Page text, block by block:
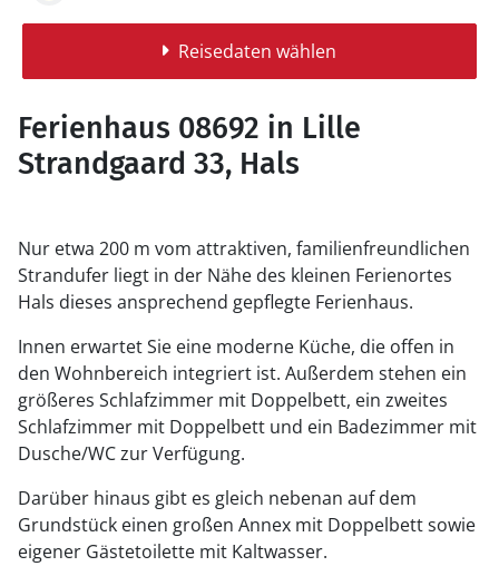
Reisedaten wählen
Ferienhaus 08692 in Lille
Strandgaard 33, Hals
Nur etwa 200 m vom attraktiven, familienfreundlichen
Strandufer liegt in der Nähe des kleinen Ferienortes
Hals dieses ansprechend gepflegte Ferienhaus.
Innen erwartet Sie eine moderne Küche, die offen in
den Wohnbereich integriert ist. Außerdem stehen ein
größeres Schlafzimmer mit Doppelbett, ein zweites
Schlafzimmer mit Doppelbett und ein Badezimmer mit
Dusche/WC zur Verfügung.
Darüber hinaus gibt es gleich nebenan auf dem
Grundstück einen großen Annex mit Doppelbett sowie
eigener Gästetoilette mit Kaltwasser.